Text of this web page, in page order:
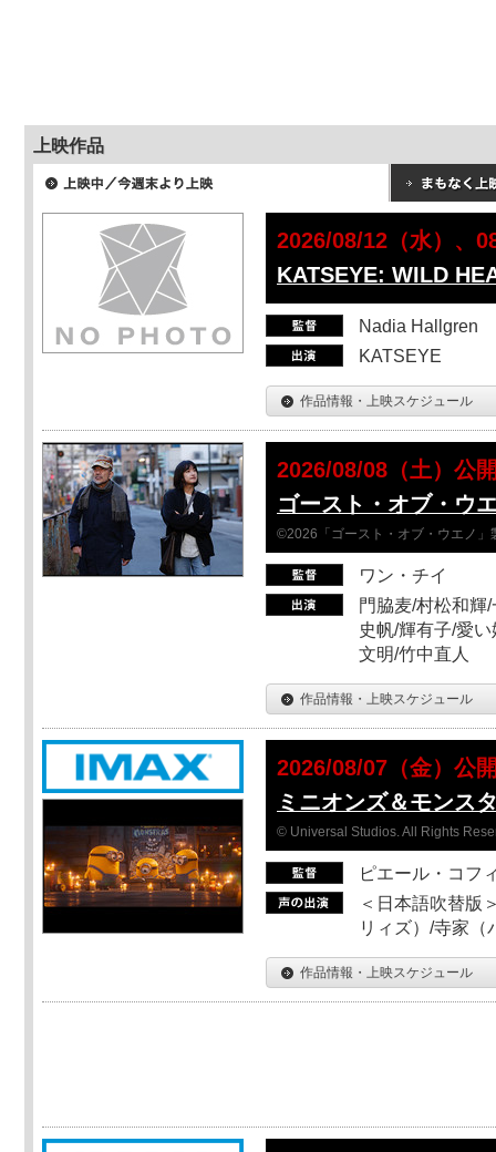
上映作品
2026/08/12（水）、
KATSEYE: WILD
Nadia Hallgren
KATSEYE
作品情報・上映スケジュール
2026/08/08（土）公
ゴースト・オブ・ウ
©2026「ゴースト・オブ・ウエノ」
ワン・チイ
門脇麦/村松和輝
史帆/輝有子/愛
文明/竹中直人
作品情報・上映スケジュール
2026/08/07（金）公
ミニオンズ＆モンス
© Universal Studios. All Rights
ピエール・コフ
＜日本語吹替版
リィズ）/寺家（
作品情報・上映スケジュール